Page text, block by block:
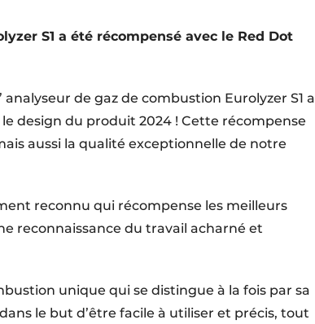
S1 a été récompensé avec le Red Dot
de gaz de combustion Eurolyzer S1 a
design du produit 2024 ! Cette récompense
aussi la qualité exceptionnelle de notre
reconnu qui récompense les meilleurs
reconnaissance du travail acharné et
unique qui se distingue à la fois par sa
le but d’être facile à utiliser et précis, tout